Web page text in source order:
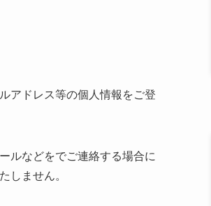
アドレス等の個人情報をご登
ルなどをでご連絡する場合に
しません。